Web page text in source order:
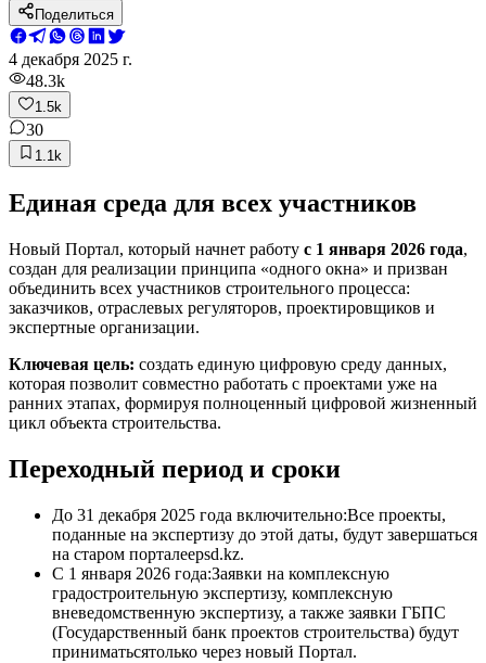
Поделиться
4 декабря 2025 г.
48.3k
1.5k
30
1.1k
Единая среда для всех участников
Новый Портал, который начнет работу с 1 января 2026 года,
создан для реализации принципа «одного окна» и призван
объединить всех участников строительного процесса:
заказчиков, отраслевых регуляторов, проектировщиков и
экспертные организации.
Ключевая цель: создать единую цифровую среду данных,
которая позволит совместно работать с проектами уже на
ранних этапах, формируя полноценный цифровой жизненный
цикл объекта строительства.
Переходный период и сроки
До 31 декабря 2025 года включительно:Все проекты,
поданные на экспертизу до этой даты, будут завершаться
на старом порталеepsd.kz.
С 1 января 2026 года:Заявки на комплексную
градостроительную экспертизу, комплексную
вневедомственную экспертизу, а также заявки ГБПС
(Государственный банк проектов строительства) будут
приниматьсятолько через новый Портал.